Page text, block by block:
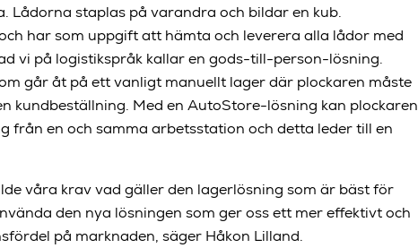
Lådorna staplas på varandra och bildar en kub.
har som uppgift att hämta och leverera alla lådor med
vi på logistikspråk kallar en gods-till-person-lösning.
går åt på ett vanligt manuellt lager där plockaren måste
kundbeställning. Med en AutoStore-lösning kan plockaren
från en och samma arbetsstation och detta leder till en
våra krav vad gäller den lagerlösning som är bäst för
den nya lösningen som ger oss ett mer effektivt och
på marknaden, säger Håkon Lilland.